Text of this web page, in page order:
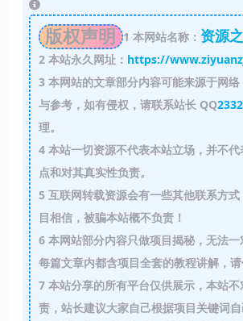
版权声明 1 本网站名称： 资源
2本站永久网址： https://
3本网站的文章部分内容可能来源于网络
与参考，如有侵权，请联系站长 QQ
理。
4本站一切资源不代表本站立场，并不代
点和对其真实性负责。
5互联网转载资源会有一些其他联系方式
目相信，被骗本站概不负责！
6本网站部分内容只做项目揭秘，无法一
每篇文章内都含项目全套的教程讲解，请
7本站分享的所有平台仅供展示，本站不
责，站长建议大家自己根据项目关键词自